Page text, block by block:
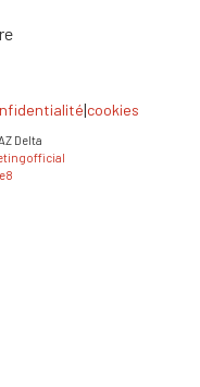
|cookies
Delta